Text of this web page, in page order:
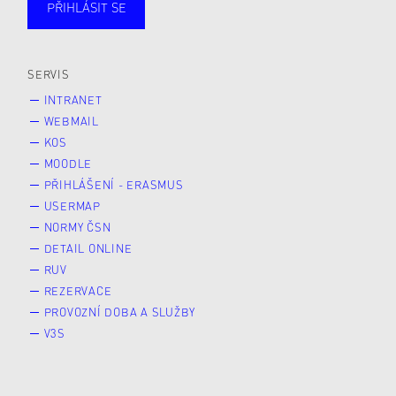
PŘIHLÁSIT SE
SERVIS
INTRANET
WEBMAIL
KOS
MOODLE
PŘIHLÁŠENÍ - ERASMUS
USERMAP
NORMY ČSN
DETAIL ONLINE
RUV
REZERVACE
PROVOZNÍ DOBA A SLUŽBY
V3S